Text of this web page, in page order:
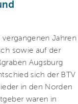
vergangenen Jahren
sowie auf der
Augsburg
sich der BTV
in den Norden
waren in